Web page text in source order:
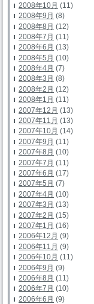
2008年10月 (11)
2008年9月 (8)
2008年8月 (12)
2008年7月 (11)
2008年6月 (13)
2008年5月 (10)
2008年4月 (7)
2008年3月 (8)
2008年2月 (12)
2008年1月 (11)
2007年12月 (13)
2007年11月 (13)
2007年10月 (14)
2007年9月 (11)
2007年8月 (10)
2007年7月 (11)
2007年6月 (17)
2007年5月 (7)
2007年4月 (10)
2007年3月 (13)
2007年2月 (15)
2007年1月 (16)
2006年12月 (9)
2006年11月 (9)
2006年10月 (11)
2006年9月 (9)
2006年8月 (11)
2006年7月 (10)
2006年6月 (9)